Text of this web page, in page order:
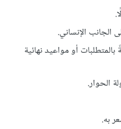
الجانب الإنساني.
أو مواعيد نهائية
الحوار.
به.